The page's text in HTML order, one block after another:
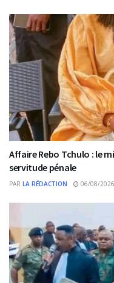
Affaire Rebo Tchulo : le
servitude pénale
PAR LA RÉDACTION 06/08/2026